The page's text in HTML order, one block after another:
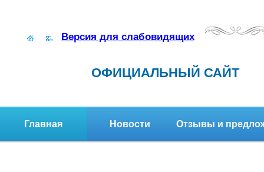
Версия для слабовидящих
ОФИЦИАЛЬНЫЙ САЙТ
Главная Новости Отзывы и